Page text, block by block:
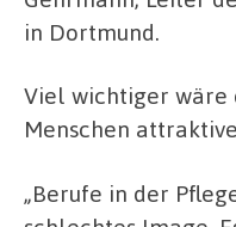
in Dortmund.
Viel wichtiger wäre
Menschen
„Berufe in der